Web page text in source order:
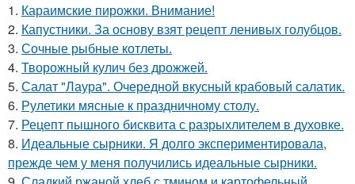
1. Караимские пирожки. Внимание!
2. Капустники. За основу взят рецепт ленивых голубцов.
3. Сочные рыбные котлеты.
4. Творожный кулич без дрожжей.
5. Салат "Лаура". Очередной вкусный крабовый салатик.
6. Рулетики мясные к праздничному столу.
7. Рецепт пышного бисквита с разрыхлителем в духовке.
8. Идеальные сырники. Я долго экспериментировала,
прежде чем у меня получились идеальные сырники.